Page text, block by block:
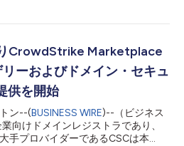
しながら、進化する人工知能（AI）
CISO Outlook 2026」レポートによ
バーセキュリティにおいてAIはリス
すと回答しています。一方で、これ
AIを活用したドメイン生成アルゴリ
対応に引き続き課題を抱えており、
して挙げています。 今日のサイバ
CISOの視点を深く理解するため、
最高情報セキュリティ責任者
CrowdStrike Marketplace
ーおよびドメイン・セキュ
供を開始
ン--(BUSINESS WIRE)--（ビジネス
向けドメインレジストラであり、
手プロバイダーであるCSCは本